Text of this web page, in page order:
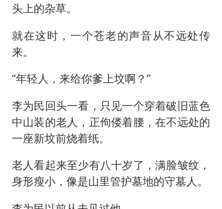
头上的杂草。
就在这时，一个苍老的声音从不远处传
来。
“年轻人，来给你爹上坟啊？”
李为民回头一看，只见一个穿着破旧蓝色
中山装的老人，正佝偻着腰，在不远处的
一座新坟前烧着纸。
老人看起来至少有八十岁了，满脸皱纹，
身形瘦小，像是山里管护墓地的守墓人。